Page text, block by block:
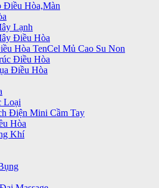
Điều Hòa,Màn
Lạnh
Điều Hòa
Hòa TenCel Mủ Cao Su Non
Điều Hòa
Điều Hòa
Loại
Điện Mini Cầm Tay
Hòa
Khí